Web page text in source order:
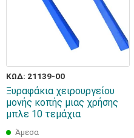
ΚΩΔ: 21139-00
Ξυραφάκια χειρουργείου
μονής κοπής μιας χρήσης
μπλε 10 τεμάχια
Άμεσα